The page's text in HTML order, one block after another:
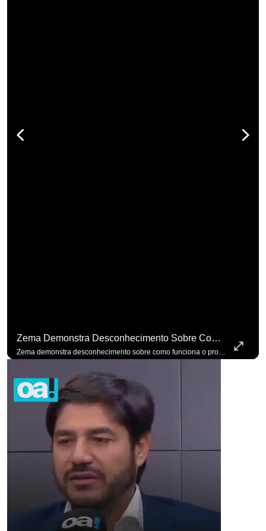
Zema Demonstra Desconhecimento Sobre Como Funciona O Processo De Mudança Das Leis. #OAntagonista
Zema demonstra desconhecimento sobre como funciona o processo de mudança das leis. #OAntagonista Se você busca informação com credibilidade, inscreva-se agora e ative o